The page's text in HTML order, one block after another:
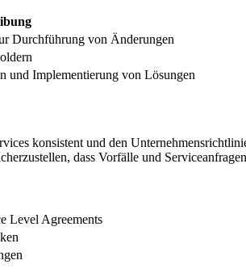
Durchführung von Änderungen
und Implementierung von Lösungen
konsistent und den
dass Vorfälle und
Level Agreements